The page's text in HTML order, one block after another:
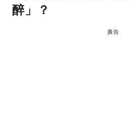
醉」？
廣告